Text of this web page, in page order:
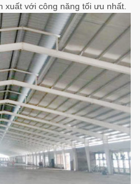
xuất với công năng tối ưu nhất.